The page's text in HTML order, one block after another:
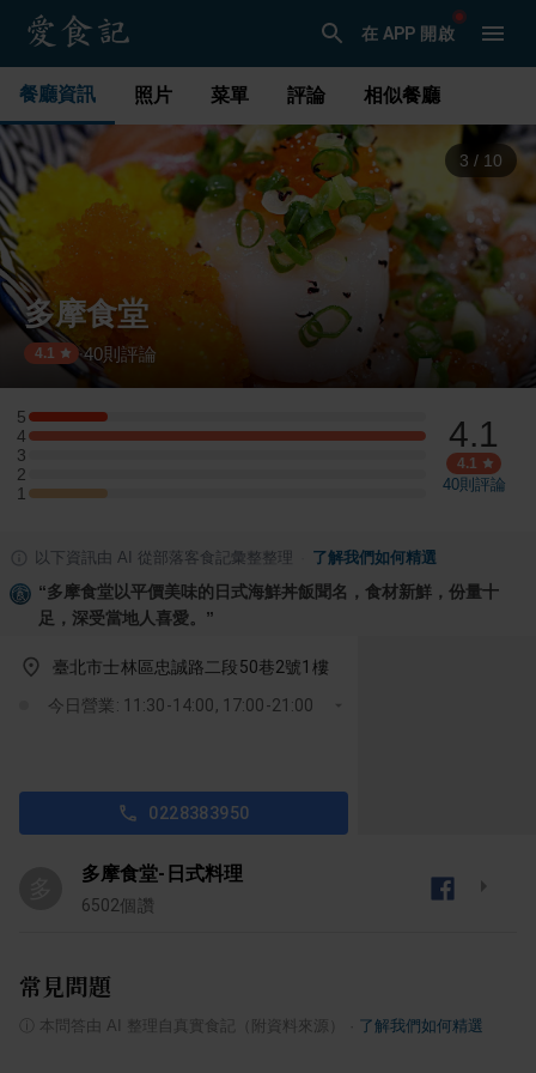
在 APP 開啟
餐廳資訊 照片 菜單 評論 相似餐廳
3 / 10
多摩食堂
4.1 ·40則評論
5
5 星：1 則評論
4
4 星：5 則評論
3
3 星：0 則評論
2
2 星：0 則評論
1
1 星：1 則評論
4.1
4.1
40則評論
以下資訊由 AI 從部落客食記彙整整理 了解我們如何精選
“多摩食堂以平價美味的日式海鮮丼飯聞名，食材新鮮，份量十
足，深受當地人喜愛。 ”
臺北市士林區忠誠路二段50巷2號1樓
今日營業: 11:30-14:00, 17:00-21:00
0228383950
多摩食堂-日式料理
6502個讚
常見問題
本問答由 AI 整理自真實食記（附資料來源） 了解我們如何精選